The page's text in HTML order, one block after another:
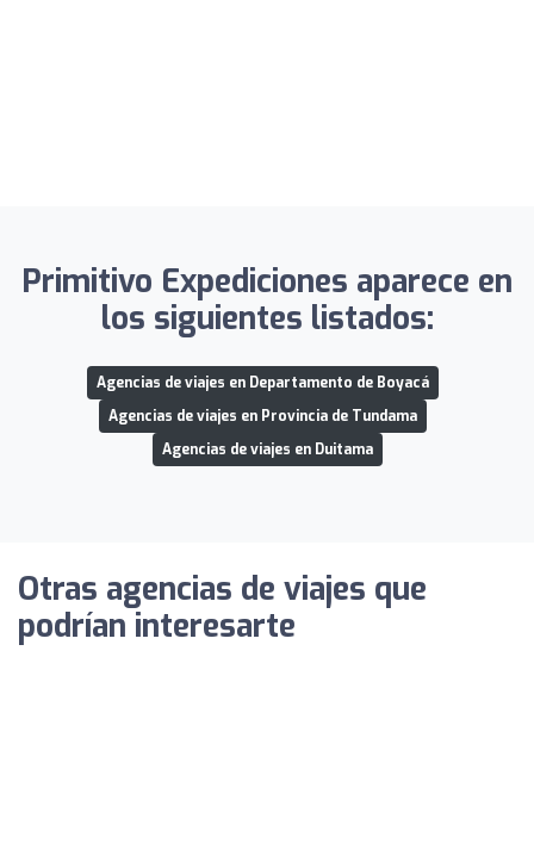
Primitivo Expediciones aparece en
los siguientes listados:
Agencias de viajes en Departamento de Boyacá
Agencias de viajes en Provincia de Tundama
Agencias de viajes en Duitama
Otras agencias de viajes que
podrían interesarte